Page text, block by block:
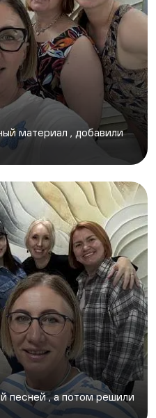
материал , добавили
песней , а потом решили